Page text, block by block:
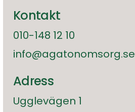
Kontakt
010-148 12 10
info@agatonomsorg.se
Adress
Ugglevägen 1